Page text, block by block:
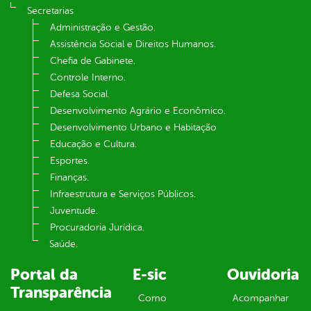
Secretarias
Administração e Gestão.
Assistência Social e Direitos Humanos.
Chefia de Gabinete.
Controle Interno.
Defesa Social.
Desenvolvimento Agrário e Econômico.
Desenvolvimento Urbano e Habitação
Educação e Cultura.
Esportes.
Finanças.
Infraestrutura e Serviços Públicos.
Juventude.
Procuradoria Jurídica.
Saúde.
Portal da
Transparência
E-sic
Como
Ouvidoria
Acompanhar